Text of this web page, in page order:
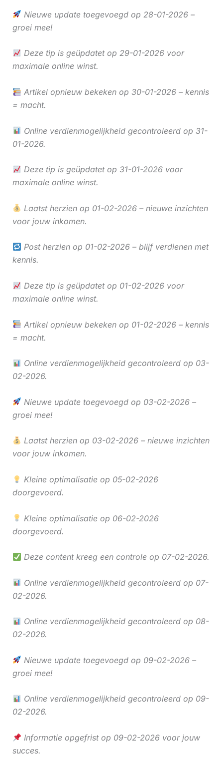
Nieuwe update toegevoegd op 28-01-2026 –
groei mee!
Deze tip is geüpdatet op 29-01-2026 voor
maximale online winst.
Artikel opnieuw bekeken op 30-01-2026 – kennis
= macht.
Online verdienmogelijkheid gecontroleerd op 31-
01-2026.
Deze tip is geüpdatet op 31-01-2026 voor
maximale online winst.
Laatst herzien op 01-02-2026 – nieuwe inzichten
voor jouw inkomen.
Post herzien op 01-02-2026 – blijf verdienen met
kennis.
Deze tip is geüpdatet op 01-02-2026 voor
maximale online winst.
Artikel opnieuw bekeken op 01-02-2026 – kennis
= macht.
Online verdienmogelijkheid gecontroleerd op 03-
02-2026.
Nieuwe update toegevoegd op 03-02-2026 –
groei mee!
Laatst herzien op 03-02-2026 – nieuwe inzichten
voor jouw inkomen.
Kleine optimalisatie op 05-02-2026
doorgevoerd.
Kleine optimalisatie op 06-02-2026
doorgevoerd.
Deze content kreeg een controle op 07-02-2026.
Online verdienmogelijkheid gecontroleerd op 07-
02-2026.
Online verdienmogelijkheid gecontroleerd op 08-
02-2026.
Nieuwe update toegevoegd op 09-02-2026 –
groei mee!
Online verdienmogelijkheid gecontroleerd op 09-
02-2026.
Informatie opgefrist op 09-02-2026 voor jouw
succes.